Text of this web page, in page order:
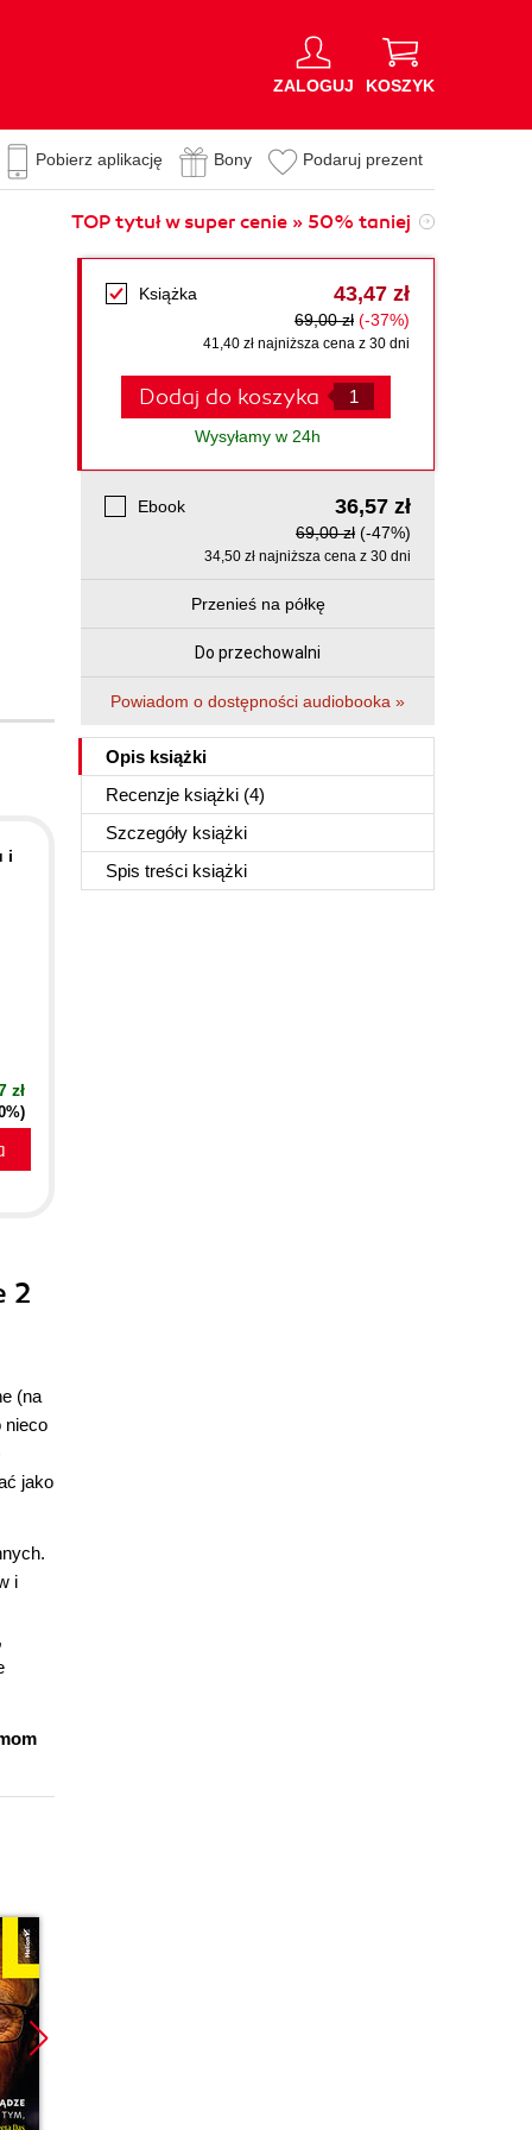
ZALOGUJ KOSZYK
Pobierz aplikację Bony Podaruj prezent
TOP tytuł w super cenie » 50% taniej
Książka 43,47 zł
69,00 zł (-37%)
41,40 zł najniższa cena z 30 dni
Dodaj do koszyka
Wysyłamy w 24h
Ebook 36,57 zł
69,00 zł (-47%)
34,50 zł najniższa cena z 30 dni
Przenieś na półkę
Do przechowalni
Powiadom o dostępności audiobooka »
Opis książki
Recenzje książki (4)
Szczegóły książki
Spis treści książki
i
zł
2
(na
nieco
jako
i